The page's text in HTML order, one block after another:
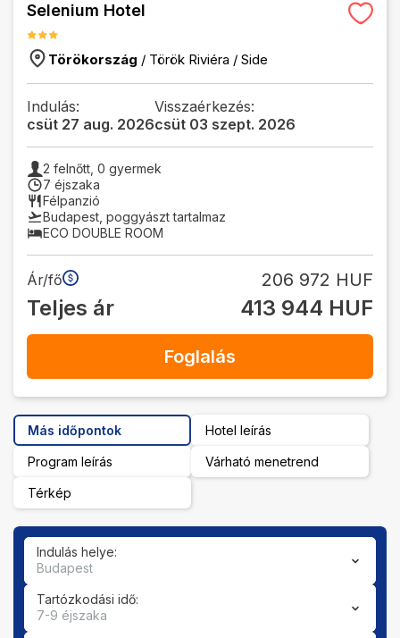
Selenium Hotel
Törökország / Török Riviéra / Side
Indulás:
csüt 27 aug. 2026
Visszaérkezés:
csüt 03 szept. 2026
2 felnőtt, 0 gyermek
7 éjszaka
Félpanzió
Budapest poggyászt tartalmaz
ECO DOUBLE ROOM
Ár/fő 206 972 HUF
Teljes ár 413 944 HUF
Foglalás
Más időpontok Hotel leírás
Program leírás Várható menetrend
Térkép
Indulás helye:
Budapest
Tartózkodási idő:
7-9 éjszaka